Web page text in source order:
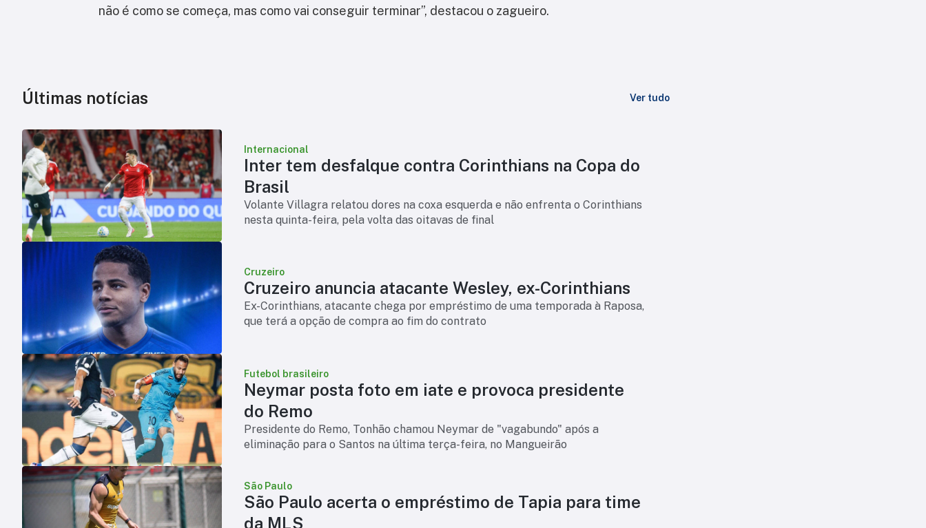
não é como se começa, mas como vai conseguir terminar”, destacou o zagueiro.
Últimas notícias Ver tudo
Internacional
Inter tem desfalque contra Corinthians na Copa do
Brasil
Volante Villagra relatou dores na coxa esquerda e não enfrenta o Corinthians
nesta quinta-feira, pela volta das oitavas de final
Cruzeiro
Cruzeiro anuncia atacante Wesley, ex-Corinthians
Ex-Corinthians, atacante chega por empréstimo de uma temporada à Raposa,
que terá a opção de compra ao fim do contrato
Futebol brasileiro
Neymar posta foto em iate e provoca presidente
do Remo
Presidente do Remo, Tonhão chamou Neymar de "vagabundo" após a
eliminação para o Santos na última terça-feira, no Mangueirão
São Paulo
São Paulo acerta o empréstimo de Tapia para time
da MLS